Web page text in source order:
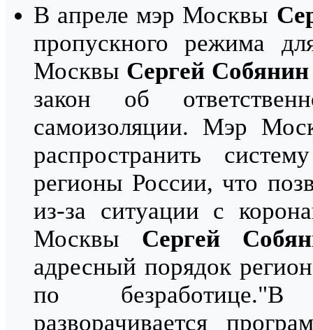
В апреле мэр Москвы
пропускного режима
Москвы Сергей Собянин
закон об
самоизоляции. Мэр
распространить
регионы России, что
из-за ситуации с
Москвы Сергей
адресный порядок
по безработице."В
разворачивается